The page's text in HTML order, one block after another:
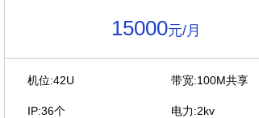
15000元/月
机位:42U
IP:36个
带宽:100M共享
电力:2kv